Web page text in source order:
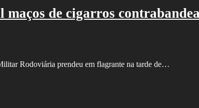
de cigarros
Rodoviária prendeu em flagrante na tarde de…